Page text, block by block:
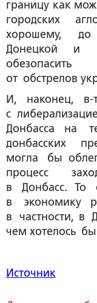
границу как
городских
хорошему, до
Донецкой и
от обстрелов
И, наконец, в-
с
Донбасса на
донбасских
могла бы
процесс
в Донбасс. То
в экономику
в частности, в
чем хотелось
Источник